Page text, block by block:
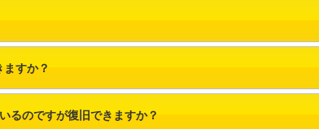
すか？
るのですが復旧できますか？